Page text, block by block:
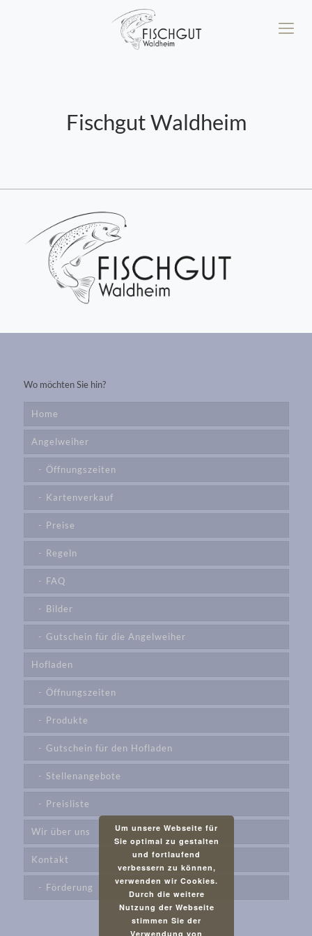
Fischgut Waldheim
Wo möchten Sie hin?
Home
Angelweiher
Öffnungszeiten
Kartenverkauf
Preise
Regeln
FAQ
Bilder
Gutschein für die Angelweiher
Hofladen
Öffnungszeiten
Produkte
Gutschein für den Hofladen
Stellenangebote
Preisliste
Wir über uns
Kontakt
Förderung
Um unsere Webseite für
Sie optimal zu gestalten
und fortlaufend
verbessern zu können,
verwenden wir Cookies.
Durch die weitere
Nutzung der Webseite
stimmen Sie der
Verwendung von